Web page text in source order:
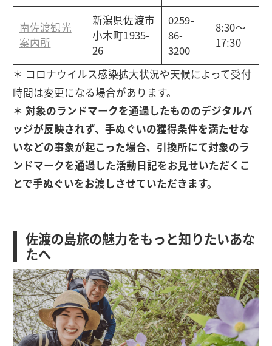
南佐渡観光
案内所
新潟県佐渡市
小木町1935-
26
0259-
86-
3200
8:30～
17:30
＊ コロナウイルス感染拡大状況や天候によって受付
時間は変更になる場合があります。
＊ 対象のランドマークを通過したもののデジタルバ
ッジが反映されず、手ぬぐいの獲得条件を満たせな
いなどの事象が起こった場合、引換所にて対象のラ
ンドマークを通過した活動日記をお見せいただくこ
とで手ぬぐいをお渡しさせていただきます。
佐渡の島旅の魅力をもっと知りたいあな
たへ